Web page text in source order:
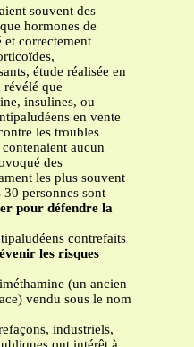
souvent des
hormones de
et correctement
étude réalisée en
révélé que
insulines, ou
en vente
les troubles
aucun
des
les plus souvent
personnes sont
pour défendre la
contrefaits
les risques
(un ancien
vendu sous le nom
industriels,